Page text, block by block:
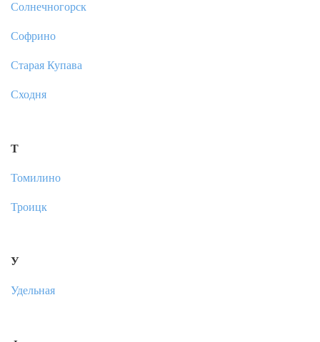
Солнечногорск
Софрино
Старая Купава
Сходня
Т
Томилино
Троицк
У
Удельная